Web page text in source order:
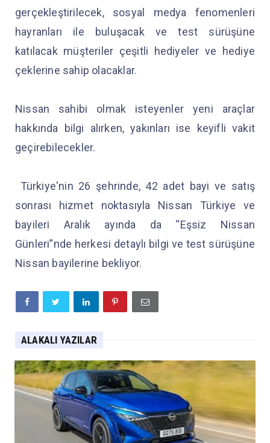
gerçekleştirilecek, sosyal medya fenomenleri
hayranları ile buluşacak ve test sürüşüne
katılacak müşteriler çeşitli hediyeler ve hediye
çeklerine sahip olacaklar.
Nissan sahibi olmak isteyenler yeni araçlar
hakkında bilgi alırken, yakınları ise keyifli vakit
geçirebilecekler.
Türkiye'nin 26 şehrinde, 42 adet bayi ve satış
sonrası hizmet noktasıyla Nissan Türkiye ve
bayileri Aralık ayında da “Eşsiz Nissan
Günleri”nde herkesi detaylı bilgi ve test sürüşüne
Nissan bayilerine bekliyor.
ALAKALI YAZILAR